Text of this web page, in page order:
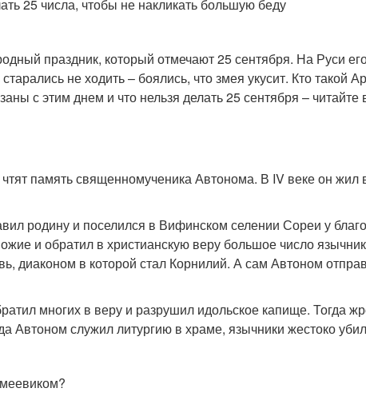
25 числа, чтобы не накликать большую беду
праздник, который отмечают 25 сентября. На Руси
не ходить – боялись, что змея укусит. Кто такой
с этим днем и что нельзя делать 25 сентября –
память священномученика Автонома. В IV веке он жил
родину и поселился в Вифинском селении Сореи у
и обратил в христианскую веру большое число
диаконом в которой стал Корнилий. А сам Автоном
многих в веру и разрушил идольское капище. Тогда
Автоном служил литургию в храме, язычники жестоко